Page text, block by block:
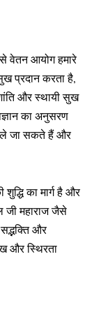
वेतन आयोग हमारे
प्रदान करता है,
और स्थायी सुख
का अनुसरण
ले जा सकते हैं और
का मार्ग है और
जी महाराज जैसे
सद्भक्ति और
और स्थिरता